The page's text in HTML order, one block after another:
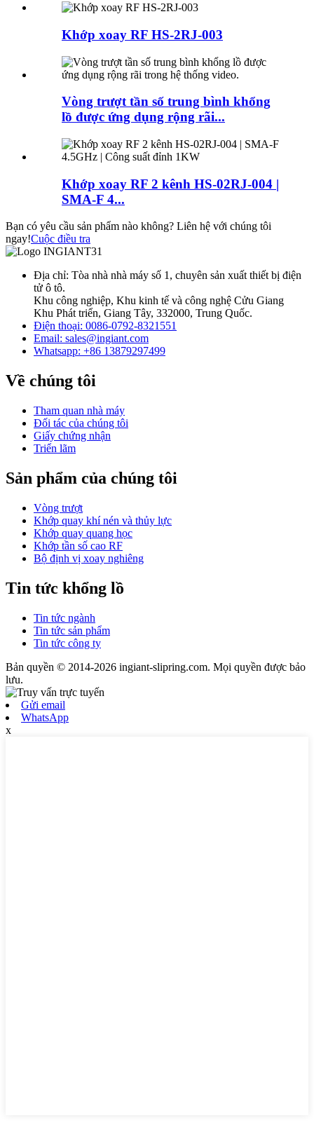
Khớp xoay RF HS-2RJ-003
Vòng trượt tần số trung bình khổng
lồ được ứng dụng rộng rãi...
Khớp xoay RF 2 kênh HS-02RJ-004 |
SMA-F 4...
Bạn có yêu cầu sản phẩm nào không? Liên hệ với chúng tôi
ngay!Cuộc điều tra
Địa chỉ: Tòa nhà nhà máy số 1, chuyên sản xuất thiết bị điện
tử ô tô.
Khu công nghiệp, Khu kinh tế và công nghệ Cửu Giang
Khu Phát triển, Giang Tây, 332000, Trung Quốc.
Điện thoại: 0086-0792-8321551
Email: sales@ingiant.com
Whatsapp: +86 13879297499
Về chúng tôi
Tham quan nhà máy
Đối tác của chúng tôi
Giấy chứng nhận
Triển lãm
Sản phẩm của chúng tôi
Vòng trượt
Khớp quay khí nén và thủy lực
Khớp quay quang học
Khớp tần số cao RF
Bộ định vị xoay nghiêng
Tin tức khổng lồ
Tin tức ngành
Tin tức sản phẩm
Tin tức công ty
Bản quyền © 2014-2026 ingiant-slipring.com. Mọi quyền được bảo
lưu.
Gửi email
WhatsApp
x